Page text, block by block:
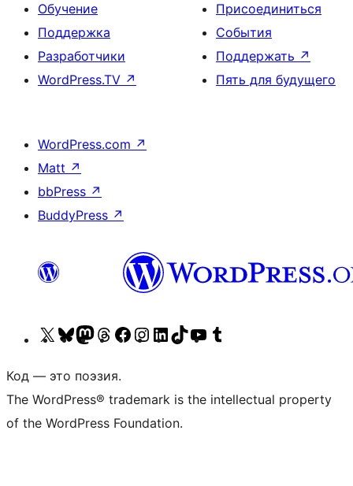
Обучение
Поддержка
Разработчики
WordPress.TV ↗
Присоединиться
События
Поддержать ↗
Пять для будущего
WordPress.com ↗
Matt ↗
bbPress ↗
BuddyPress ↗
Посетите
в
X
(ранее
Посетите
учётную
запись
в
Посетите
ленту
в
Mastodon
Посетите
учётную
запись
в
Посетите
на
Facebook
Посетите
Посетите
в
LinkedIn
Посетите
запись
Посетите
YouTube
запись
Код — это поэзия.
The WordPress® trademark is the intellectual property
of the WordPress Foundation.